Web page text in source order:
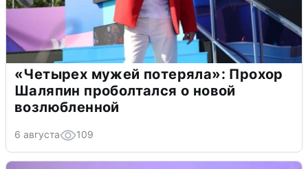
«Четырех мужей потеряла»: Прохор
Шаляпин проболтался о новой
возлюбленной
6 августа 109